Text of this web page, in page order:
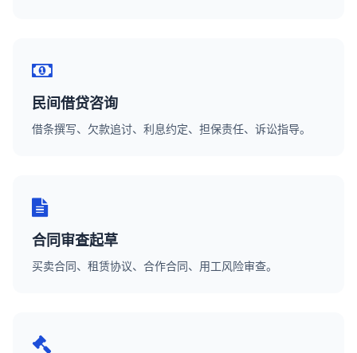
民间借贷咨询
借条撰写、欠款追讨、利息约定、担保责任、诉讼指导。
合同审查起草
买卖合同、租赁协议、合作合同、用工风险审查。